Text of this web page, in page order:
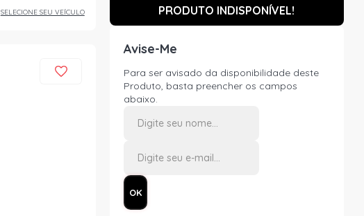
SELECIONE SEU VEÍCULO PRODUTO INDISPONÍVEL!
Avise-Me
Para ser avisado da disponibilidade deste
Produto, basta preencher os campos
abaixo.